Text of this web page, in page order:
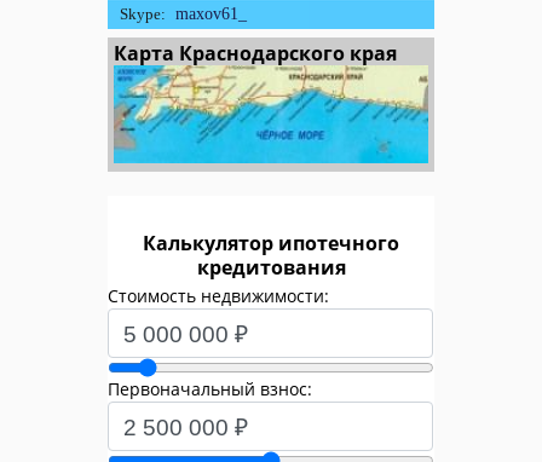
Skype: maxov61_
Карта Краснодарского края
Калькулятор ипотечного
кредитования
Стоимость недвижимости:
Первоначальный взнос: